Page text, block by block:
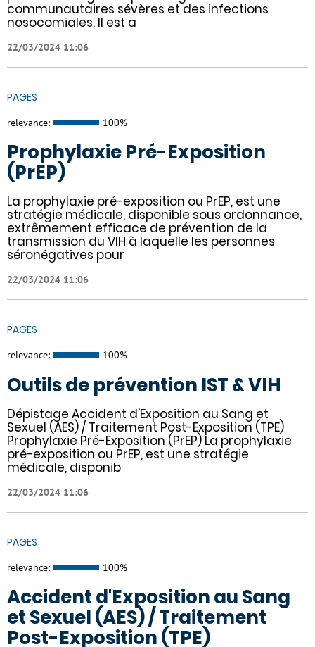
communautaires sévères et des infections
nosocomiales. Il est a
22/03/2024 11:06
PAGES
relevance: 100%
Prophylaxie Pré-Exposition
(PrEP)
La prophylaxie pré-exposition ou PrEP, est une
stratégie médicale, disponible sous ordonnance,
extrêmement efficace de prévention de la
transmission du VIH à laquelle les personnes
séronégatives pour
22/03/2024 11:06
PAGES
relevance: 100%
Outils de prévention IST & VIH
Dépistage Accident d'Exposition au Sang et
Sexuel (AES) / Traitement Post-Exposition (TPE)
Prophylaxie Pré-Exposition (PrEP) La prophylaxie
pré-exposition ou PrEP, est une stratégie
médicale, disponib
22/03/2024 11:06
PAGES
relevance: 100%
Accident d'Exposition au Sang
et Sexuel (AES) / Traitement
Post-Exposition (TPE)